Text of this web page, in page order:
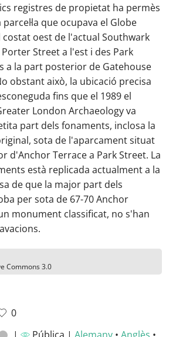
registres de propietat ha permès
que ocupava el Globe
costat oest de l'actual Southwark
Street a l'est i des Park
a la part posterior de Gatehouse
obstant això, la ubicació precisa
fins que el 1989 el
London Archaeology va
part dels fonaments, inclosa la
sota de l'aparcament situat
d'Anchor Terrace a Park Street. La
està replicada actualment a la
de que la major part dels
per sota de 67-70 Anchor
monument classificat, no s'han
Commons 3.0
0